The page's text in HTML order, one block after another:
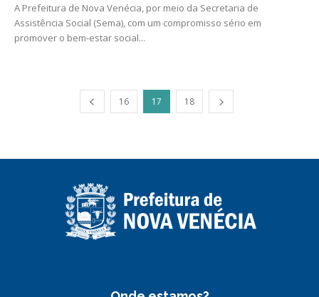
A Prefeitura de Nova Venécia, por meio da Secretaria de
Assistência Social (Sema), com um compromisso sério em
promover o bem-estar social...
16 17 18